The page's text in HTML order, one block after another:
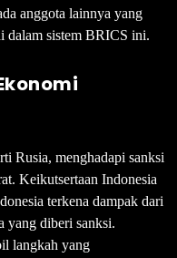
anggota lainnya yang
dalam sistem BRICS ini.
Rusia, menghadapi sanksi
Keikutsertaan Indonesia
terkena dampak dari
yang diberi sanksi.
langkah yang